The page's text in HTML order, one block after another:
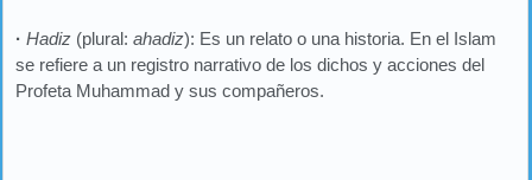
· Hadiz (plural: ahadiz): Es un relato o una historia. En el Islam
se refiere a un registro narrativo de los dichos y acciones del
Profeta Muhammad y sus compañeros.